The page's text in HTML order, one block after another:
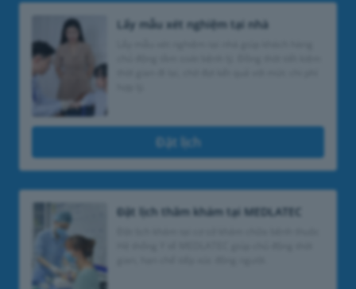
Lấy mẫu xét nghiệm tại nhà
Đặt lịch
Đặt lịch thăm khám tại MEDLATEC